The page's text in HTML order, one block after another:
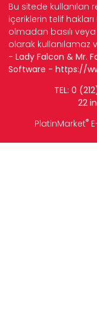
Bu sitede kullanılan
içeriklerin telif
olmadan basılı
olarak kullanılamaz
- Lady Falcon & Mr.
Software - https://
TEL: 0
22
PlatinMarket®